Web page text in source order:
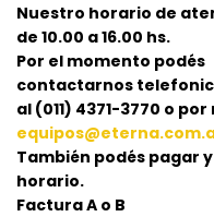
Nuestro horario de
de 10.00 a 16.00 hs.
Por el momento podés
contactarnos
al (011) 4371-3770 o
También podés pagar
horario.
Factura A o B